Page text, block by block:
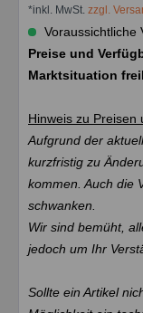
*inkl. MwSt. zzgl.
Voraussichtliche
Preise und
Marktsituation
Hinweis zu Preisen
Aufgrund der
kurzfristig zu
kommen. Auch die
schwanken.
Wir sind bemüht,
jedoch um Ihr
Sollte ein Artikel